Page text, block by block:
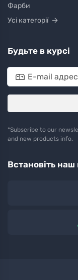
Фарби
Усі категорії
Будьте в курсі
*Subscribe to our
and new products info.
Встановіть